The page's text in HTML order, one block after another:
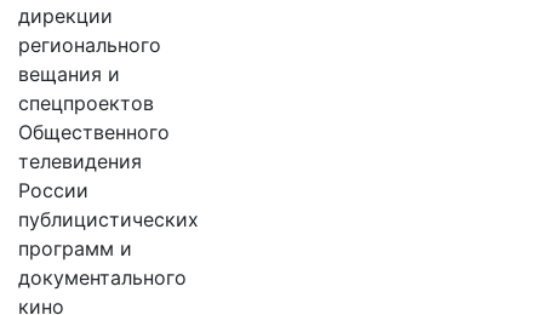
дирекции
регионального
вещания и
спецпроектов
Общественного
телевидения
России
публицистических
программ и
документального
кино